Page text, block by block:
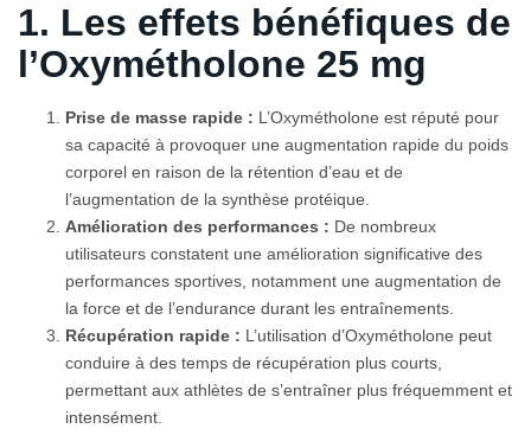
1. Les effets bénéfiques de
l’Oxymétholone 25 mg
Prise de masse rapide : L’Oxymétholone est réputé pour
sa capacité à provoquer une augmentation rapide du poids
corporel en raison de la rétention d’eau et de
l’augmentation de la synthèse protéique.
Amélioration des performances : De nombreux
utilisateurs constatent une amélioration significative des
performances sportives, notamment une augmentation de
la force et de l’endurance durant les entraînements.
Récupération rapide : L’utilisation d’Oxymétholone peut
conduire à des temps de récupération plus courts,
permettant aux athlètes de s’entraîner plus fréquemment et
intensément.